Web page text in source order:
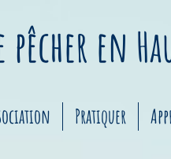
en
Pratiquer